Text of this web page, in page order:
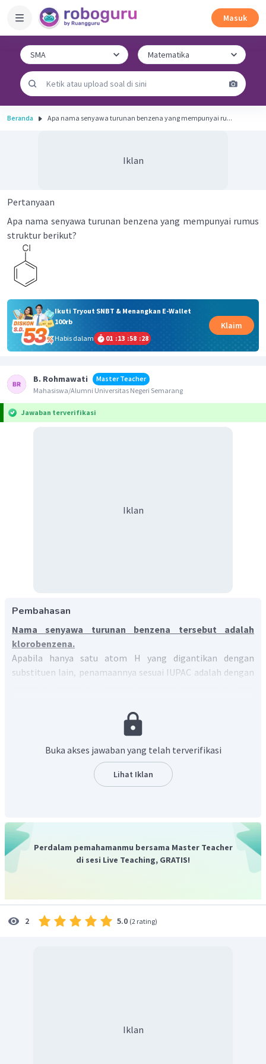
Masuk
Beranda Apa nama senyawa turunan benzena yang mempunyai ru...
Iklan
Pertanyaan
Apa nama senyawa turunan benzena yang mempunyai rumus
struktur berikut?
Ikuti Tryout SNBT & Menangkan E-Wallet
100rb
Habis dalam
01 :13 :58 :28
Klaim
B. Rohmawati
Master Teacher
Mahasiswa/Alumni Universitas Negeri Semarang
Jawaban terverifikasi
Iklan
Pembahasan
Nama senyawa turunan benzena tersebut adalah
klorobenzena.
Apabila hanya satu atom H yang digantikan dengan
substituen lain, penamaannya sesuai IUPAC adalah dengan
tersebut adalah klorobenzena.
Buka akses jawaban yang telah terverifikasi
Lihat Iklan
Perdalam pemahamanmu bersama Master Teacher
di sesi Live Teaching, GRATIS!
2 5.0 (2 rating)
Iklan